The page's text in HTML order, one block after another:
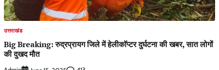
उत्तराखंड
Big Breaking: रुद्रप्रायग जिले में हेलीकॉप्टर दुर्घटना की खबर, सात लोगों
की दुखद मौत